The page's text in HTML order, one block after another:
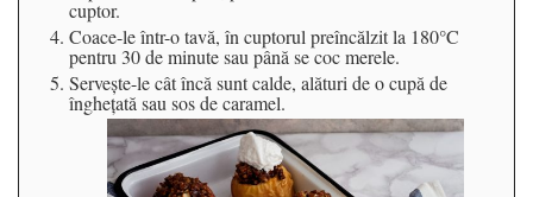
cuptor.
Coace-le într-o tavă, în cuptorul preîncălzit la 180°C
pentru 30 de minute sau până se coc merele.
Serveşte-le cât încă sunt calde, alături de o cupă de
îngheţată sau sos de caramel.